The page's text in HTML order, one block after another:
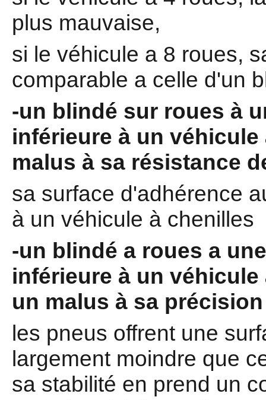
plus mauvaise,
si le véhicule a 8 roues,
comparable a celle d'un
-un blindé sur roues à
inférieure à un
malus à sa résistance
sa surface d'adhérence
à un véhicule à chenilles
-un blindé a roues a
inférieure à un
un malus à sa
les pneus offrent une
largement moindre que
sa stabilité en prend un